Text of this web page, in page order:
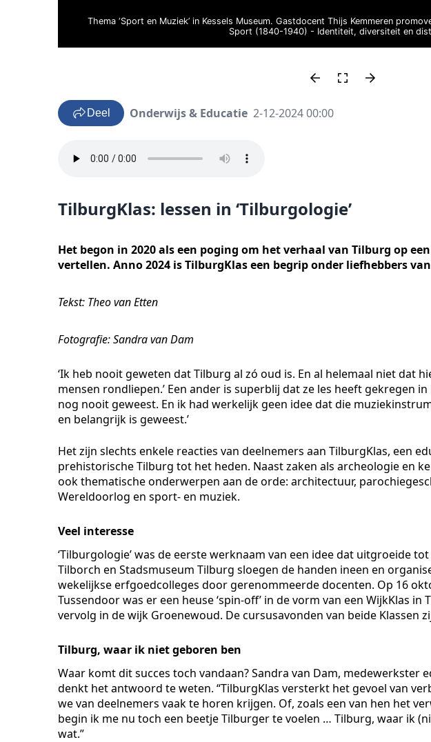
Thema ‘Sport en Muziek’ in Kessels Museum. Gastdocent Thijs Kemmeren
Sport (1840-1940) - Identiteit, diversiteit en
Deel Onderwijs & Educatie 2-12-2024 00:00
TilburgKlas: lessen in ‘Tilburgologie’
Het begon in 2020 als een poging om het verhaal van Tilburg op
vertellen. Anno 2024 is TilburgKlas een begrip onder liefhebbers
Tekst: Theo van Etten
Fotografie: Sandra van Dam
‘Ik heb nooit geweten dat Tilburg al zó oud is. En al helemaal niet dat
mensen rondliepen.’ Een ander is superblij dat ze les heeft gekregen in
nog nooit geweest. En ik had werkelijk geen idee dat die
en belangrijk is geweest.’
Het zijn slechts enkele reacties van deelnemers aan TilburgKlas, een
prehistorische Tilburg tot het heden. Naast zaken als archeologie en
ook thematische onderwerpen aan de orde: architectuur,
Wereldoorlog en sport- en muziek.
Veel interesse
‘Tilburgologie’ was de eerste werknaam van een idee dat uitgroeide
Tilborch en Stadsmuseum Tilburg sloegen de handen ineen en
wekelijkse erfgoedcolleges door gerenommeerde docenten. Op 16
Tussendoor was er een heuse ‘spin-off’ in de vorm van een WijkKlas
vervolg in de wijk Groenewoud. De cursusavonden van beide Klassen
Tilburg, waar ik niet geboren ben
Waar komt dit succes toch vandaan? Sandra van Dam, medewerkster
denkt het antwoord te weten. “TilburgKlas versterkt het gevoel van
we van deelnemers vaak te horen krijgen. Of, zoals een van hen het
begin ik me nu toch een beetje Tilburger te voelen … Tilburg, waar ik
wat.”